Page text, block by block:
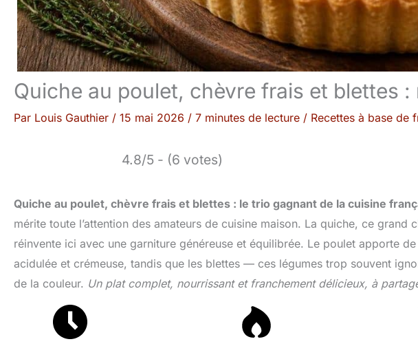
Quiche au poulet, chèvre frais et blettes
Par Louis Gauthier / 15 mai 2026 / 7 minutes de lecture / Recettes à base de
4.8/5 - (6 votes)
Quiche au poulet, chèvre frais et blettes : le trio gagnant de la cuisine
mérite toute l’attention des amateurs de cuisine maison. La quiche, ce grand
réinvente ici avec une garniture généreuse et équilibrée. Le poulet apporte
acidulée et crémeuse, tandis que les blettes — ces légumes trop souvent
de la couleur. Un plat complet, nourrissant et franchement délicieux, à